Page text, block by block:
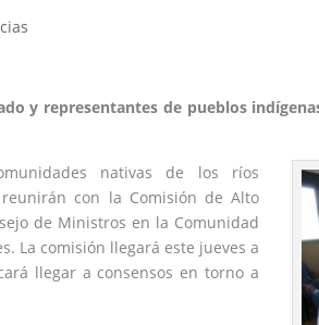
y representantes de pueblos
nativas de los ríos
con la Comisión de Alto
de Ministros en la Comunidad
La comisión llegará este jueves a
llegar a consensos en torno a